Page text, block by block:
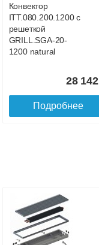
Конвектор
ITT.080.200.1200 с
решеткой
GRILL.SGA-20-
1200 natural
28 142
Подробнее